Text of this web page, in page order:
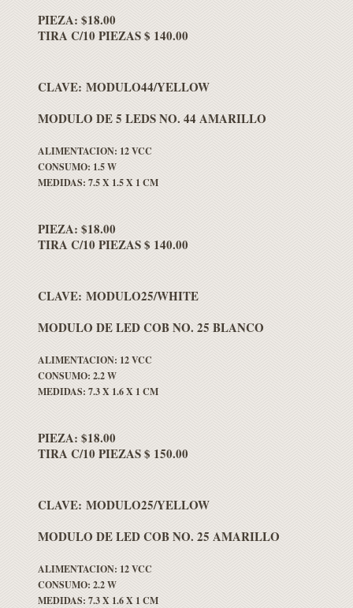
PIEZA: $18.00
TIRA C/10 PIEZAS $ 140.00
CLAVE: MODULO44/YELLOW
MODULO DE 5 LEDS NO. 44 AMARILLO
ALIMENTACION: 12 VCC
CONSUMO: 1.5 W
MEDIDAS: 7.5 X 1.5 X 1 CM
PIEZA: $18.00
TIRA C/10 PIEZAS $ 140.00
CLAVE: MODULO25/WHITE
MODULO DE LED COB NO. 25 BLANCO
ALIMENTACION: 12 VCC
CONSUMO: 2.2 W
MEDIDAS: 7.3 X 1.6 X 1 CM
PIEZA: $18.00
TIRA C/10 PIEZAS $ 150.00
CLAVE: MODULO25/YELLOW
MODULO DE LED COB NO. 25 AMARILLO
ALIMENTACION: 12 VCC
CONSUMO: 2.2 W
MEDIDAS: 7.3 X 1.6 X 1 CM